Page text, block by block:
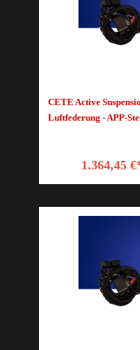
CETE Active
Luftfederung - APP-
1.364,45